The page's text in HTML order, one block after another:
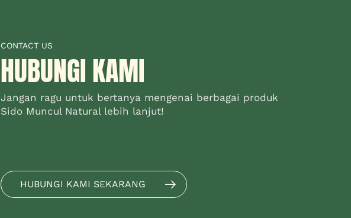
CONTACT US
HUBUNGI KAMI
Jangan ragu untuk bertanya mengenai berbagai produk
Sido Muncul Natural lebih lanjut!
HUBUNGI KAMI SEKARANG